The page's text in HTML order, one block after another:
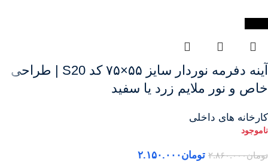
آینه دفرمه نور‌دار سایز ۵۵×۷۵ کد S20 | طراحی
خاص و نور ملایم زرد یا سفید
کارخانه های داخلی
تومان۲.۸۶۰.۰۰۰ تومان۲.۱۵۰.۰۰۰